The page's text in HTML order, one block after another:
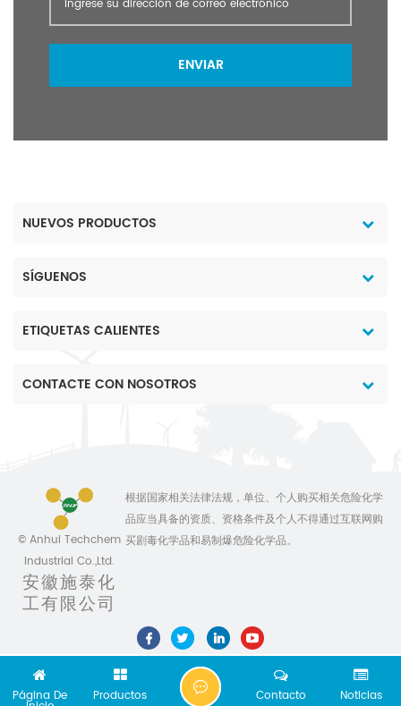
ENVIAR
NUEVOS PRODUCTOS
SÍGUENOS
ETIQUETAS CALIENTES
CONTACTE CON NOSOTROS
© Anhui Techchem
Industrial Co.,Ltd.
安徽施泰化
工有限公司
根据国家相关法律法规，单位、个人购买相关危险化学
品应当具备的资质、资格条件及个人不得通过互联网购
买剧毒化学品和易制爆危险化学品。
Página De Productos Noticias
Contacto